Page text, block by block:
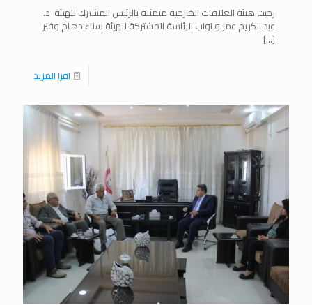
رحبت هيئة العلاقات الخارجية متمثلة بالرئيس المشترك للهيئة د.
عبد الكريم عمر و نواب الرئاسة المشتركة للهيئة سناء دهام وفنر
[…]
اقرا المزيد